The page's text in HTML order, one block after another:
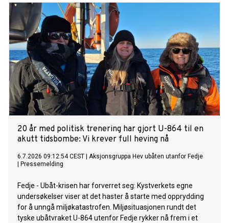
20 år med politisk trenering har gjort U-864 til en
akutt tidsbombe: Vi krever full heving nå
6.7.2026 09:12:54 CEST
Aksjonsgruppa Hev ubåten utanfor Fedje
Pressemelding
Fedje - Ubåt-krisen har forverret seg: Kystverkets egne
undersøkelser viser at det haster å starte med opprydding
for å unngå miljøkatastrofen. Miljøsituasjonen rundt det
tyske ubåtvraket U-864 utenfor Fedje rykker nå frem i et